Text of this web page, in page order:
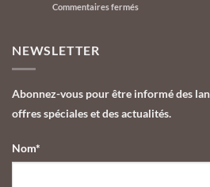
Lafayette
des
cuisinier
décliné
Commentaires fermés
l’amour
du
NEWSLETTER
Abonnez-vous pour être informé des
offres spéciales et des actualités.
Nom*